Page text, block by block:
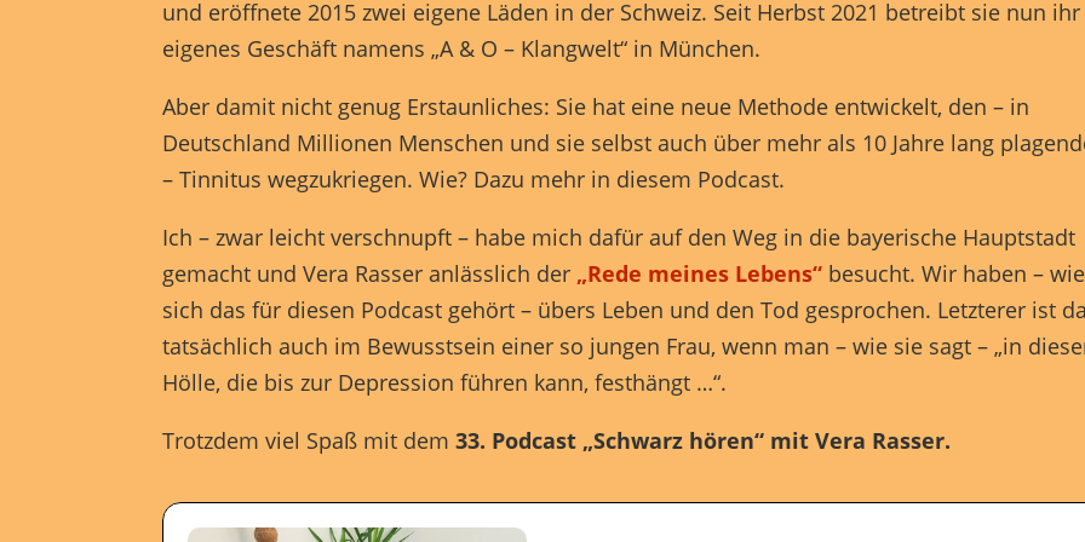
und eröffnete 2015 zwei eigene Läden in der Schweiz. Seit Herbst 2021 betreibt sie nun ihr
eigenes Geschäft namens „A & O – Klangwelt“ in München.
Aber damit nicht genug Erstaunliches: Sie hat eine neue Methode entwickelt, den – in
Deutschland Millionen Menschen und sie selbst auch über mehr als 10 Jahre lang
– Tinnitus wegzukriegen. Wie? Dazu mehr in diesem Podcast.
Ich – zwar leicht verschnupft – habe mich dafür auf den Weg in die bayerische Hauptstadt
gemacht und Vera Rasser anlässlich der „Rede meines Lebens“ besucht. Wir haben – wie
sich das für diesen Podcast gehört – übers Leben und den Tod gesprochen. Letzterer ist
tatsächlich auch im Bewusstsein einer so jungen Frau, wenn man – wie sie sagt – „in
Hölle, die bis zur Depression führen kann, festhängt …“.
Trotzdem viel Spaß mit dem 33. Podcast „Schwarz hören“ mit Vera Rasser.
Externe Medien (7)
Inhalte von Videoplattformen und Social-Media-Plattformen werden standardmäßig
diese Inhalte keiner manuellen Einwilligung mehr.
Cookie-Informationen anzeigen
powered by Borlabs Cookie